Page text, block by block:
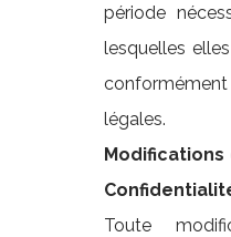
période
lesquelles
légales.
Toute